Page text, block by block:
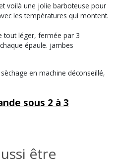
voilà une jolie barboteuse pour
les températures qui montent.
tout léger, fermée par 3
épaule. jambes
en machine déconseillé,
sous 2 à 3
être